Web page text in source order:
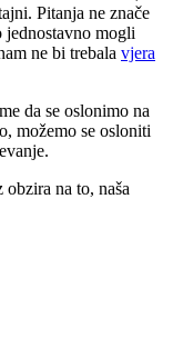
Pitanja ne znače
jednostavno mogli
ne bi trebala vjera
da se oslonimo na
možemo se osloniti
na to, naša